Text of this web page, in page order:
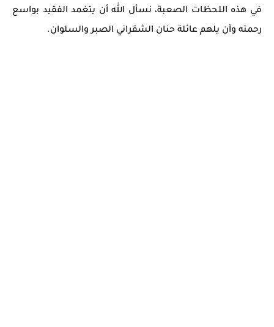
في هذه اللحظات الصعبة، نسأل الله أن يتغمد الفقيد بواسع
رحمته وأن يلهم عائلة حنان الشقراني الصبر والسلوان.